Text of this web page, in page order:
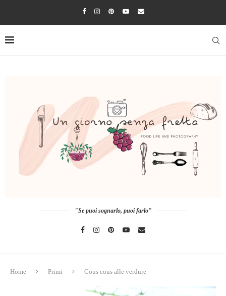
"Se puoi sognarlo, puoi farlo"
Home Primi Cous cous alle verdure